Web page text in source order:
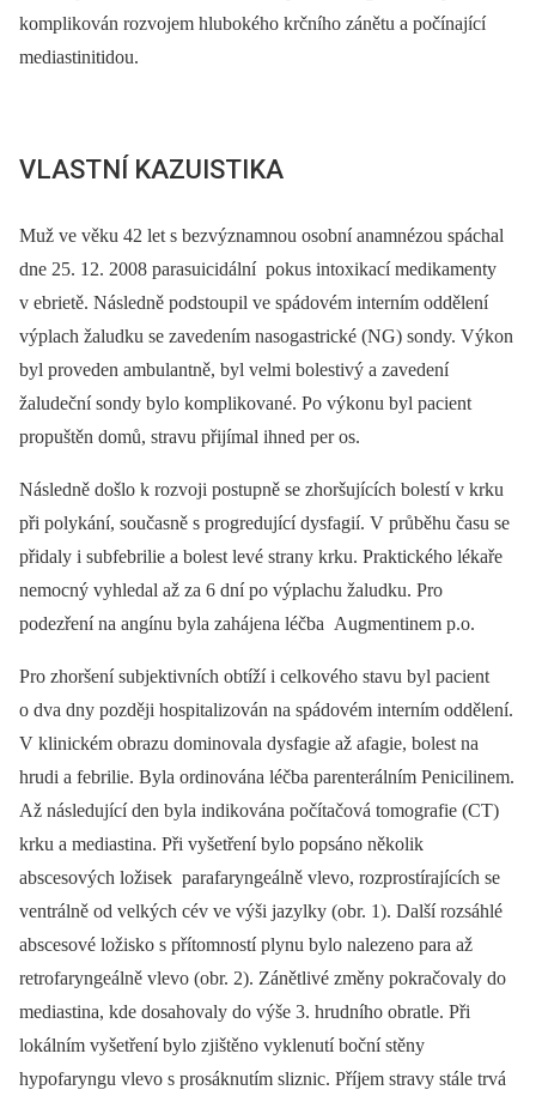
komplikován rozvojem hlubokého krčního zánětu a počínající
mediastinitidou.
VLASTNÍ KAZUISTIKA
Muž ve věku 42 let s bezvýznamnou osobní anamnézou spáchal
dne 25. 12. 2008 parasuicidální pokus intoxikací medikamenty
v ebrietě. Následně podstoupil ve spádovém interním oddělení
výplach žaludku se zavedením nasogastrické (NG) sondy. Výkon
byl proveden ambulantně, byl velmi bolestivý a zavedení
žaludeční sondy bylo komplikované. Po výkonu byl pacient
propuštěn domů, stravu přijímal ihned per os.
Následně došlo k rozvoji postupně se zhoršujících bolestí v krku
při polykání, současně s progredující dysfagií. V průběhu času se
přidaly i subfebrilie a bolest levé strany krku. Praktického lékaře
nemocný vyhledal až za 6 dní po výplachu žaludku. Pro
podezření na angínu byla zahájena léčba Augmentinem p.o.
Pro zhoršení subjektivních obtíží i celkového stavu byl pacient
o dva dny později hospitalizován na spádovém interním oddělení.
V klinickém obrazu dominovala dysfagie až afagie, bolest na
hrudi a febrilie. Byla ordinována léčba parenterálním Penicilinem.
Až následující den byla indikována počítačová tomografie (CT)
krku a mediastina. Při vyšetření bylo popsáno několik
abscesových ložisek parafaryngeálně vlevo, rozprostírajících se
ventrálně od velkých cév ve výši jazylky (obr. 1). Další rozsáhlé
abscesové ložisko s přítomností plynu bylo nalezeno para až
retrofaryngeálně vlevo (obr. 2). Zánětlivé změny pokračovaly do
mediastina, kde dosahovaly do výše 3. hrudního obratle. Při
lokálním vyšetření bylo zjištěno vyklenutí boční stěny
hypofaryngu vlevo s prosáknutím sliznic. Příjem stravy stále trvá